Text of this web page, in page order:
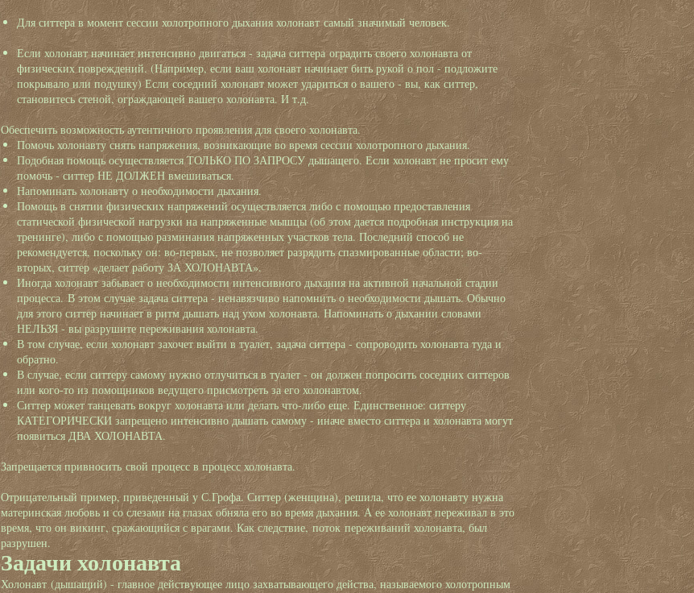
Для ситтера в момент сессии холотропного дыхания холонавт самый значимый человек.
Если холонавт начинает интенсивно двигаться - задача ситтера оградить своего холонавта от
физических повреждений. (Например, если ваш холонавт начинает бить рукой о пол - подложите
покрывало или подушку) Если соседний холонавт может удариться о вашего - вы, как ситтер,
становитесь стеной, ограждающей вашего холонавта. И т.д.
Обеспечить возможность аутентичного проявления для своего холонавта.
Помочь холонавту снять напряжения, возникающие во время сессии холотропного дыхания.
Подобная помощь осуществляется ТОЛЬКО ПО ЗАПРОСУ дышащего. Если холонавт не просит ему
помочь - ситтер НЕ ДОЛЖЕН вмешиваться.
Напоминать холонавту о необходимости дыхания.
Помощь в снятии физических напряжений осуществляется либо с помощью предоставления
статической физической нагрузки на напряженные мышцы (об этом дается подробная инструкция на
тренинге), либо с помощью разминания напряженных участков тела. Последний способ не
рекомендуется, поскольку он: во-первых, не позволяет разрядить спазмированные области; во-
вторых, ситтер «делает работу ЗА ХОЛОНАВТА».
Иногда холонавт забывает о необходимости интенсивного дыхания на активной начальной стадии
процесса. В этом случае задача ситтера - ненавязчиво напомнить о необходимости дышать. Обычно
для этого ситтер начинает в ритм дышать над ухом холонавта. Напоминать о дыхании словами
НЕЛЬЗЯ - вы разрушите переживания холонавта.
В том случае, если холонавт захочет выйти в туалет, задача ситтера - сопроводить холонавта туда и
обратно.
В случае, если ситтеру самому нужно отлучиться в туалет - он должен попросить соседних ситтеров
или кого-то из помощников ведущего присмотреть за его холонавтом.
Ситтер может танцевать вокруг холонавта или делать что-либо еще. Единственное: ситтеру
КАТЕГОРИЧЕСКИ запрещено интенсивно дышать самому - иначе вместо ситтера и холонавта могут
появиться ДВА ХОЛОНАВТА.
Запрещается привносить свой процесс в процесс холонавта.
Отрицательный пример, приведенный у С.Грофа. Ситтер (женщина), решила, что ее холонавту нужна
материнская любовь и со слезами на глазах обняла его во время дыхания. А ее холонавт переживал в это
время, что он викинг, сражающийся с врагами. Как следствие, поток переживаний холонавта, был
разрушен.
Задачи холонавта
Холонавт (дышащий) - главное действующее лицо захватывающего действа, называемого холотропным